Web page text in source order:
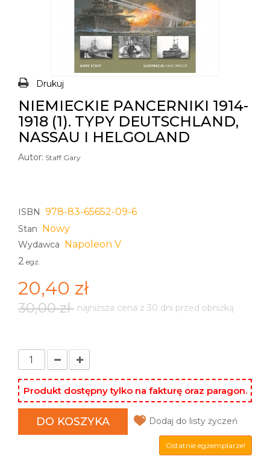
Drukuj
NIEMIECKIE PANCERNIKI 1914-
1918 (1). TYPY DEUTSCHLAND,
NASSAU I HELGOLAND
Autor: Staff Gary
ISBN 978-83-65652-09-6
Stan Nowy
Wydawca Napoleon V
2 egz.
20,40 zł
30,00 zł najniższa cena z 30 dni przed obniżką
Produkt dostępny tylko na fakturę oraz paragon.
DO KOSZYKA Dodaj do listy życzeń
Ostatnie egzemplarze!